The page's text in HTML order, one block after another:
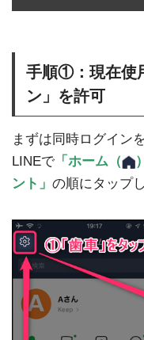
手順①：現在使
ン」を許可
まずは同時ログイン
LINEで 「ホーム（
ント」 の順にタップ